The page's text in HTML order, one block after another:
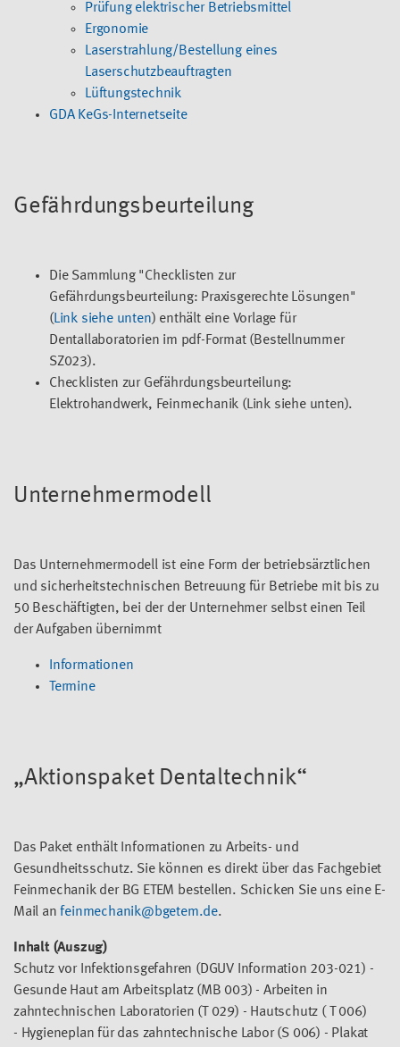
Prüfung elektrischer Betriebsmittel
Ergonomie
Laserstrahlung/Bestellung eines
Laserschutzbeauftragten
Lüftungstechnik
GDA KeGs-Internetseite
Gefährdungsbeurteilung
Die Sammlung "Checklisten zur
Gefährdungsbeurteilung: Praxisgerechte Lösungen"
(Link siehe unten) enthält eine Vorlage für
Dentallaboratorien im pdf-Format (Bestellnummer
SZ023).
Checklisten zur Gefährdungsbeurteilung:
Elektrohandwerk, Feinmechanik (Link siehe unten).
Unternehmermodell
Das Unternehmermodell ist eine Form der betriebsärztlichen
und sicherheitstechnischen Betreuung für Betriebe mit bis zu
50 Beschäftigten, bei der der Unternehmer selbst einen Teil
der Aufgaben übernimmt
Informationen
Termine
„Aktionspaket Dentaltechnik“
Das Paket enthält Informationen zu Arbeits- und
Gesundheitsschutz. Sie können es direkt über das Fachgebiet
Feinmechanik der BG ETEM bestellen. Schicken Sie uns eine E-
Mail anfeinmechanik@bgetem.de.
Inhalt (Auszug)
Schutz vor Infektionsgefahren (DGUV Information 203-021) -
Gesunde Haut am Arbeitsplatz (MB 003) - Arbeiten in
zahntechnischen Laboratorien (T 029) - Hautschutz ( T 006)
- Hygieneplan für das zahntechnische Labor (S 006) - Plakat